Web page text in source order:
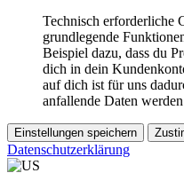
Technisch erforderliche
grundlegende
Beispiel dazu, dass du
dich in dein
auf dich ist für uns
anfallende Daten
Einstellungen speichern
Datenschutzerklärung